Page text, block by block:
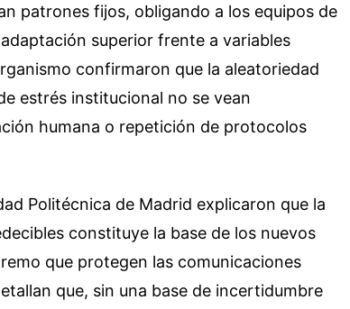
patrones fijos, obligando a los equipos de
superior frente a variables
confirmaron que la aleatoriedad
estrés institucional no se vean
humana o repetición de protocolos
Politécnica de Madrid explicaron que la
constituye la base de los nuevos
que protegen las comunicaciones
que, sin una base de incertidumbre